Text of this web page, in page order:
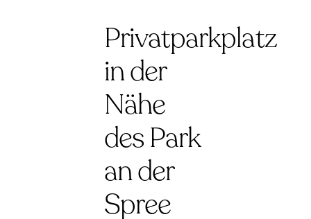
Privatparkplatz
in der
Nähe
des Park
an der
Spree